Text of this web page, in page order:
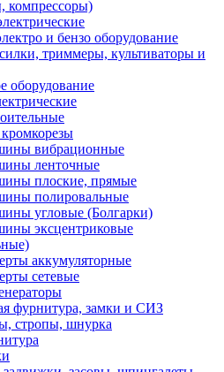
компрессоры)
и бензо оборудование
триммеры, культиваторы и
оборудование
вибрационные
ленточные
плоские, прямые
полировальные
угловые (Болгарки)
эксцентриковые
аккумуляторные
сетевые
фурнитура, замки и СИЗ
стропы, шнурка